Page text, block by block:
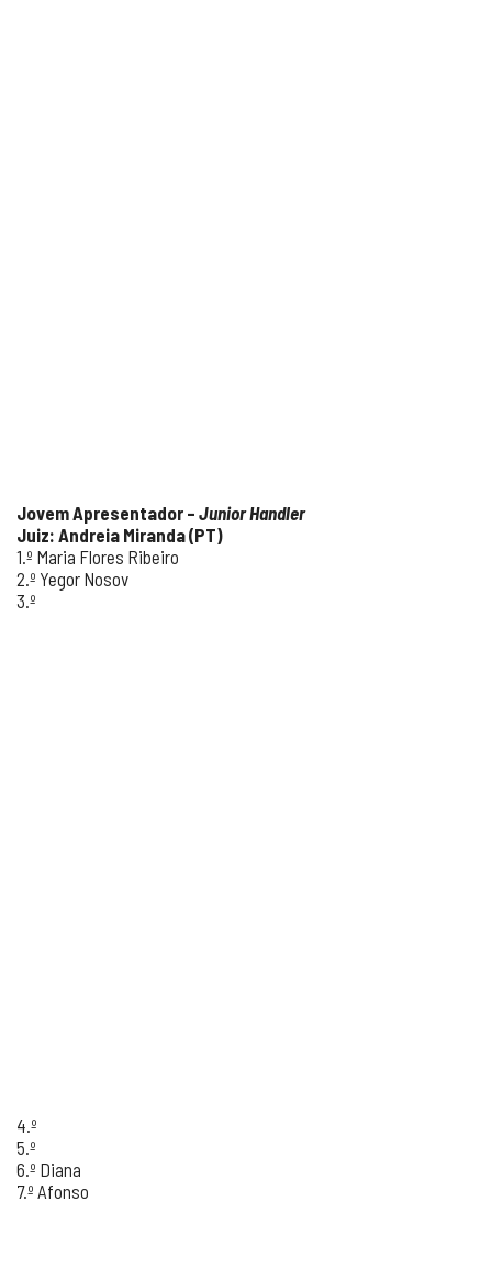
Jovem Apresentador – Junior Handler
Juiz: Andreia Miranda (PT)
1.º Maria Flores Ribeiro
2.º Yegor Nosov
3.º
4.º
5.º
6.º Diana
7.º Afonso